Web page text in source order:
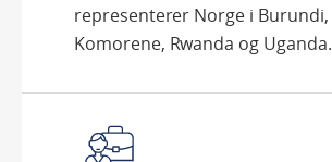
representerer Norge i Burundi,
Komorene, Rwanda og Uganda.